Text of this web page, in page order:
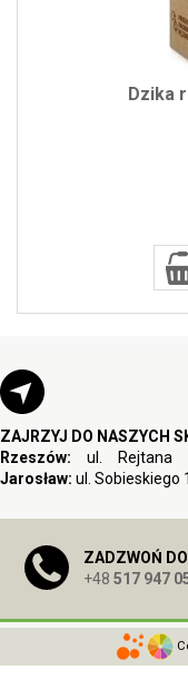
Dzika
ZAJRZYJ DO NASZYCH
Rzeszów: ul. Rejtana
Jarosław: ul. Sobieskiego 1
ZADZWOŃ
+48 517 947